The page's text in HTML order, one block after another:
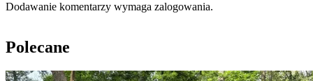
Dodawanie komentarzy wymaga zalogowania.
Polecane